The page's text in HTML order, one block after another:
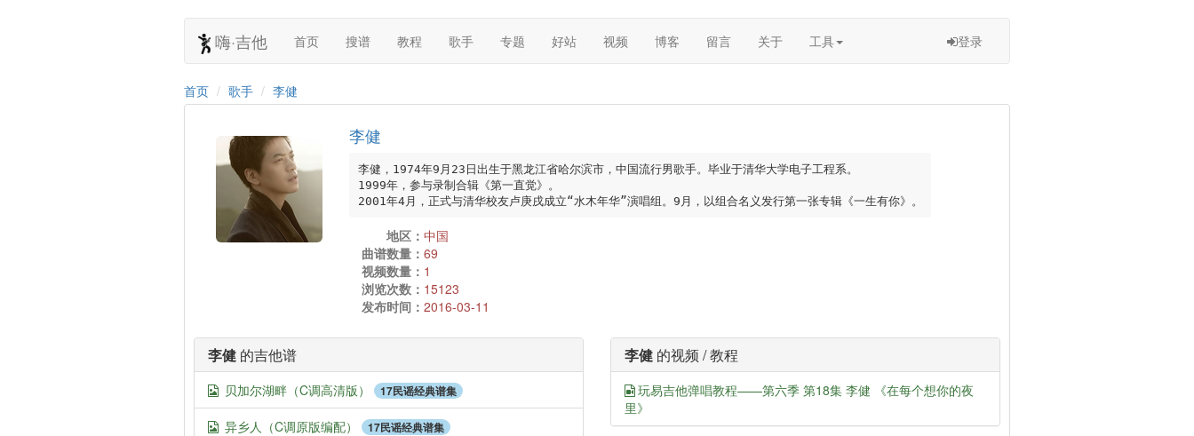
嗨·吉他 首页 搜谱 教程 歌手 专题 好站 视频 博客 留言 关于 工具 登录
首页 歌手 李健
李健
李健，1974年9月23日出生于黑龙江省哈尔滨市，中国流行男歌手。毕业于清华大学电子工程系。
1999年，参与录制合辑《第一直觉》。
2001年4月，正式与清华校友卢庚戌成立“水木年华”演唱组。9月，以组合名义发行第一张专辑《一生有你》。
地区： 中国
曲谱数量： 69
视频数量： 1
浏览次数： 15123
发布时间： 2016-03-11
李健 的吉他谱
贝加尔湖畔（C调高清版） 17民谣经典谱集
异乡人（C调原版编配） 17民谣经典谱集
李健 的视频 / 教程
玩易吉他弹唱教程——第六季 第18集 李健 《在每个想你的夜
里》